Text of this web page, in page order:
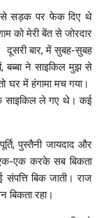
से सड़क पर फेक दिए थे
को मेरी बेंत से जोरदार
दूसरी बार, में सुबह-सुबह
बब्बा ने साइकिल मुझ से
में हंगामा मच गया।
साइकिल ले गए थे। कई
पुस्तैनी जायदाद और
एक करके सब बिकता
संपत्ति बिक जाती। राज
बिकता रहा।